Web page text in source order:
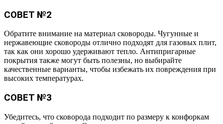
СОВЕТ №2
Обратите внимание на материал сковороды. Чугунные и
нержавеющие сковороды отлично подходят для газовых плит,
так как они хорошо удерживают тепло. Антипригарные
покрытия также могут быть полезны, но выбирайте
качественные варианты, чтобы избежать их повреждения при
высоких температурах.
СОВЕТ №3
Убедитесь, что сковорода подходит по размеру к конфоркам